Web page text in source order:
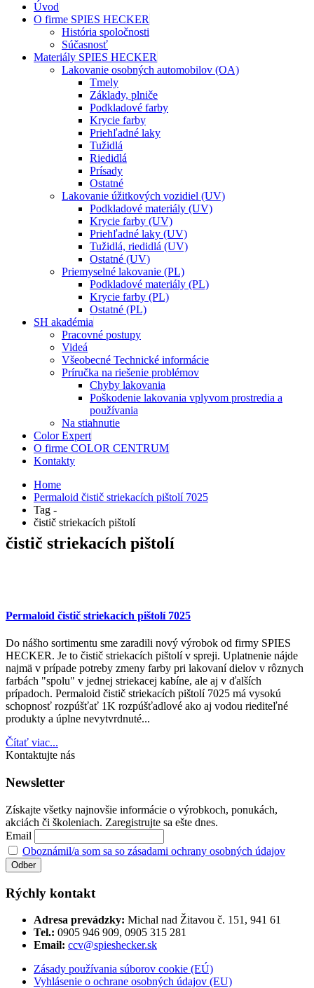
Úvod
O firme SPIES HECKER
História spoločnosti
Súčasnosť
Materiály SPIES HECKER
Lakovanie osobných automobilov (OA)
Tmely
Základy, plniče
Podkladové farby
Krycie farby
Priehľadné laky
Tužidlá
Riedidlá
Prísady
Ostatné
Lakovanie úžitkových vozidiel (UV)
Podkladové materiály (UV)
Krycie farby (UV)
Priehľadné laky (UV)
Tužidlá, riedidlá (UV)
Ostatné (UV)
Priemyselné lakovanie (PL)
Podkladové materiály (PL)
Krycie farby (PL)
Ostatné (PL)
SH akadémia
Pracovné postupy
Videá
Všeobecné Technické informácie
Príručka na riešenie problémov
Chyby lakovania
Poškodenie lakovania vplyvom prostredia a
používania
Na stiahnutie
Color Expert
O firme COLOR CENTRUM
Kontakty
Home
Permaloid čistič striekacích pištolí 7025
Tag -
čistič striekacích pištolí
čistič striekacích pištolí
Permaloid čistič striekacích pištolí 7025
Do nášho sortimentu sme zaradili nový výrobok od firmy SPIES
HECKER. Je to čistič striekacích pištolí v spreji. Uplatnenie nájde
najmä v prípade potreby zmeny farby pri lakovaní dielov v rôznych
farbách "spolu" v jednej striekacej kabíne, ale aj v ďalších
prípadoch. Permaloid čistič striekacích pištolí 7025 má vysokú
schopnosť rozpúšťať 1K rozpúšťadlové ako aj vodou riediteľné
produkty a úplne nevytvrdnuté...
Čítať viac...
Kontaktujte nás
Newsletter
Získajte všetky najnovšie informácie o výrobkoch, ponukách,
akciách či školeniach. Zaregistrujte sa ešte dnes.
Email
Oboznámil/a som sa so zásadami ochrany osobných údajov
Rýchly kontakt
Adresa prevádzky: Michal nad Žitavou č. 151, 941 61
Tel.: 0905 946 909, 0905 315 281
Email: ccv@spieshecker.sk
Zásady používania súborov cookie (EÚ)
Vyhlásenie o ochrane osobných údajov (EU)